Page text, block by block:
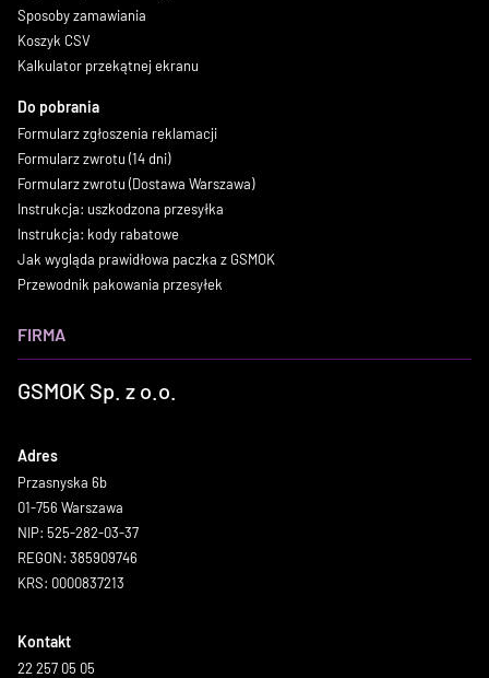
Sposoby zamawiania
Koszyk CSV
Kalkulator przekątnej ekranu
Do pobrania
Formularz zgłoszenia reklamacji
Formularz zwrotu (14 dni)
Formularz zwrotu (Dostawa Warszawa)
Instrukcja: uszkodzona przesyłka
Instrukcja: kody rabatowe
Jak wygląda prawidłowa paczka z GSMOK
Przewodnik pakowania przesyłek
FIRMA
GSMOK Sp. z o.o.
Adres
Przasnyska 6b
01-756 Warszawa
NIP: 525-282-03-37
REGON: 385909746
KRS: 0000837213
Kontakt
22 257 05 05